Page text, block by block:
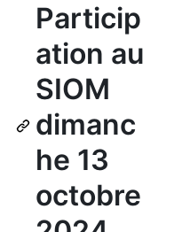
Particip
ation au
SIOM
dimanc
he 13
octobre